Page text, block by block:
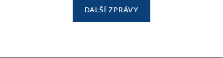
DALŠÍ ZPRÁVY